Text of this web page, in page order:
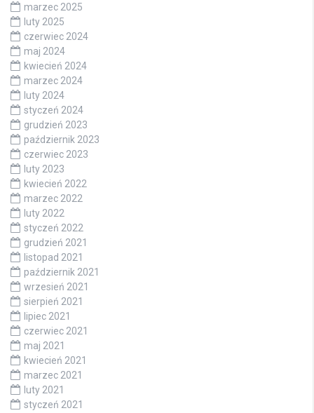
marzec 2025
luty 2025
czerwiec 2024
maj 2024
kwiecień 2024
marzec 2024
luty 2024
styczeń 2024
grudzień 2023
październik 2023
czerwiec 2023
luty 2023
kwiecień 2022
marzec 2022
luty 2022
styczeń 2022
grudzień 2021
listopad 2021
październik 2021
wrzesień 2021
sierpień 2021
lipiec 2021
czerwiec 2021
maj 2021
kwiecień 2021
marzec 2021
luty 2021
styczeń 2021